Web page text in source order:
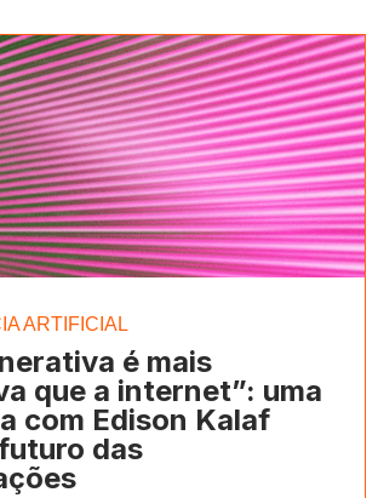
ARTIFICIAL
é mais
que a internet”: uma
com Edison Kalaf
das